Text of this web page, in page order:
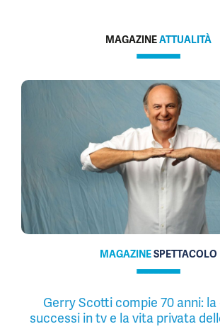
MAGAZINEATTUALITÀ
MAGAZINESPETTACOLO
Gerry Scotti compie 70 anni:
successi in tv e la vita privata